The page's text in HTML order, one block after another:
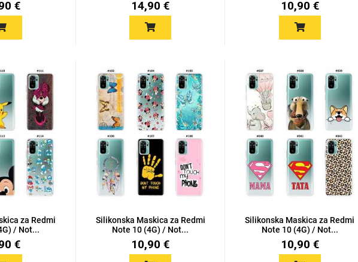
€ 14,90 € 10,90 €
za Redmi
/ Not...
€
Silikonska Maskica za Redmi
Note 10 (4G) / Not...
10,90 €
Silikonska Maskica za Redmi
Note 10 (4G) / Not...
10,90 €